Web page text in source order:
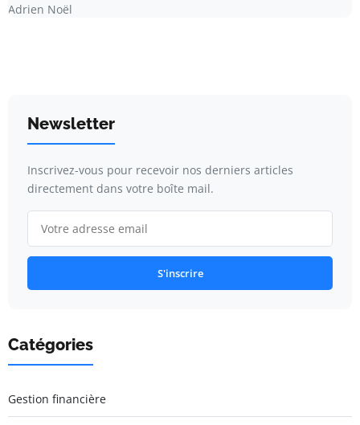
Adrien Noël
Newsletter
Inscrivez-vous pour recevoir nos derniers articles
directement dans votre boîte mail.
S'inscrire
Catégories
Gestion financière